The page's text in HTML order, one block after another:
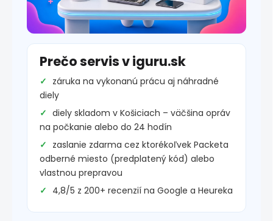
Prečo servis v iguru.sk
záruka na vykonanú prácu aj náhradné
diely
diely skladom v Košiciach – väčšina opráv
na počkanie alebo do 24 hodín
zaslanie zdarma cez ktorékoľvek Packeta
odberné miesto (predplatený kód) alebo
vlastnou prepravou
4,8/5 z 200+ recenzií na Google a Heureka